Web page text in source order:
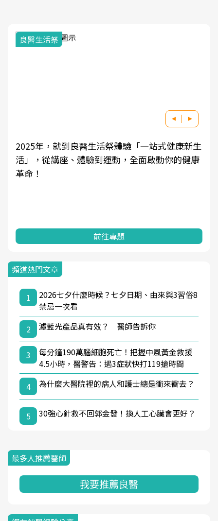
良醫生活祭
2025年，就到良醫生活祭體驗「一站式健康新生
活」，從講座、體驗到運動，全面啟動你的健康
革命！
前往專題
頻道熱門文章
1
2026七夕什麼時候？七夕日期、由來與3習俗8
禁忌一次看
2
濾藍光產品真有效？ 醫師告訴你
3
每分鐘190萬腦細胞死亡！把握中風黃金救援
4.5小時，醫警告：遇3症狀快打119搶時間
4
為什麼大醫院裡的病人和護士總是衝來衝去？
5 30強心針救不回郭金發！換人工心臟會更好？
最多人推薦醫師
我要推薦良醫